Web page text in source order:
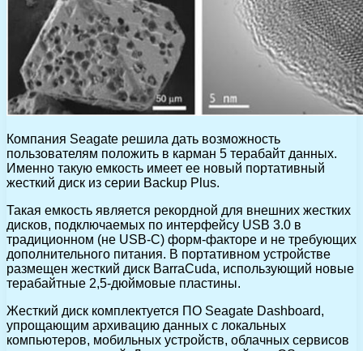
Компания Seagate решила дать возможность
пользователям положить в карман 5 терабайт данных.
Именно такую емкость имеет ее новый портативный
жесткий диск из серии Backup Plus.
Такая емкость является рекордной для внешних жестких
дисков, подключаемых по интерфейсу USB 3.0 в
традиционном (не USB-C) форм-факторе и не требующих
дополнительного питания. В портативном устройстве
размещен жесткий диск BarraCuda, использующий новые
терабайтные 2,5-дюймовые пластины.
Жесткий диск комплектуется ПО Seagate Dashboard,
упрощающим архивацию данных с локальных
компьютеров, мобильных устройств, облачных сервисов